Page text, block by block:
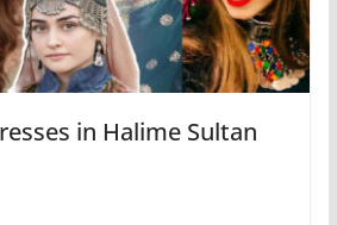
in Halime Sultan